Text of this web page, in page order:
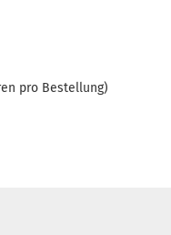
pro Bestellung)